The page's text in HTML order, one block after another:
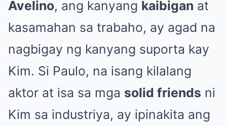
Avelino, ang kanyang kaibigan at
kasamahan sa trabaho, ay agad na
nagbigay ng kanyang suporta kay
Kim. Si Paulo, na isang kilalang
aktor at isa sa mga solid friends ni
Kim sa industriya, ay ipinakita ang